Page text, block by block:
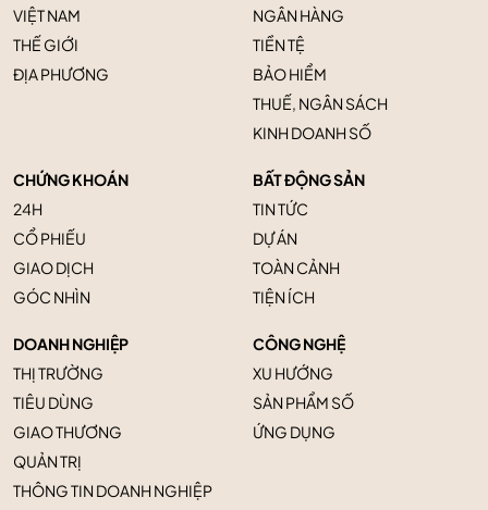
VIỆT NAM
THẾ GIỚI
ĐỊA PHƯƠNG
NGÂN HÀNG
TIỀN TỆ
BẢO HIỂM
THUẾ, NGÂN SÁCH
KINH DOANH SỐ
CHỨNG KHOÁN
24H
CỔ PHIẾU
GIAO DỊCH
GÓC NHÌN
BẤT ĐỘNG SẢN
TIN TỨC
DỰ ÁN
TOÀN CẢNH
TIỆN ÍCH
DOANH NGHIỆP
THỊ TRƯỜNG
TIÊU DÙNG
GIAO THƯƠNG
QUẢN TRỊ
THÔNG TIN DOANH NGHIỆP
CÔNG NGHỆ
XU HƯỚNG
SẢN PHẨM SỐ
ỨNG DỤNG